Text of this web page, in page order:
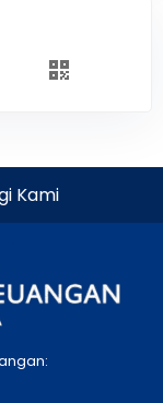
Kami